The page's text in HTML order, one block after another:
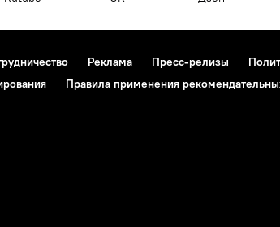
Реклама Пресс-релизы
Правила применения